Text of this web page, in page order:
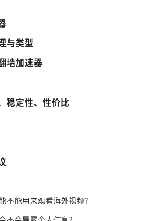
与类型
墙加速器
稳定性、性价比
不能用来观看海外视频？